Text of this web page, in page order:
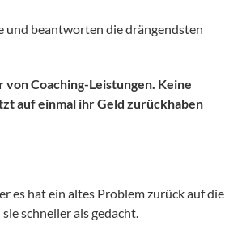
und beantworten die drängendsten
Coaching-Leistungen. Keine
auf einmal ihr Geld zurückhaben
es hat ein altes Problem zurück auf die
schneller als gedacht.